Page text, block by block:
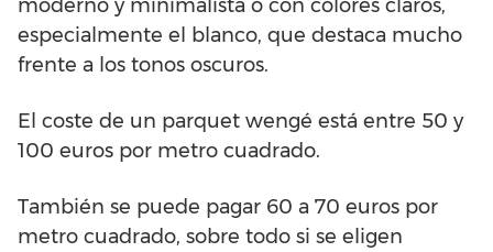
moderno y minimalista o con colores claros,
especialmente el blanco, que destaca mucho
frente a los tonos oscuros.
El coste de un parquet wengé está entre 50 y
100 euros por metro cuadrado.
También se puede pagar 60 a 70 euros por
metro cuadrado, sobre todo si se eligen